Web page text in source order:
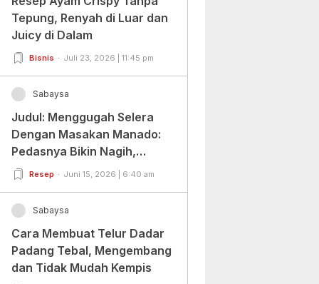
Tepung, Renyah di Luar dan
Juicy di Dalam
Bisnis Juli 23, 2026 | 11:45 pm
Sabaysa
Judul: Menggugah Selera
Dengan Masakan Manado:
Pedasnya Bikin Nagih,
Ragamnya Bikin Ketagihan!
Resep Juni 15, 2026 | 6:40 am
Sabaysa
Cara Membuat Telur Dadar
Padang Tebal, Mengembang
dan Tidak Mudah Kempis